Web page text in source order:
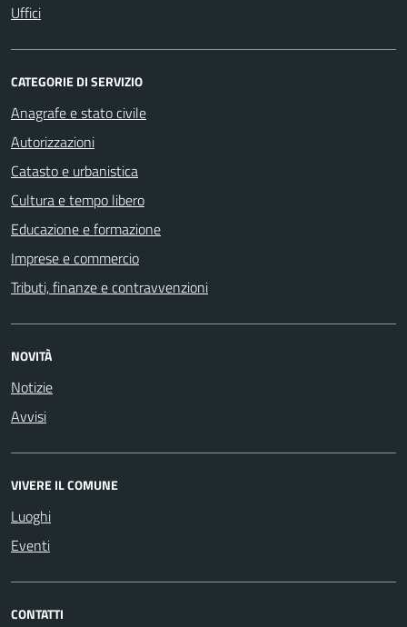
Uffici
CATEGORIE DI SERVIZIO
Anagrafe e stato civile
Autorizzazioni
Catasto e urbanistica
Cultura e tempo libero
Educazione e formazione
Imprese e commercio
Tributi, finanze e contravvenzioni
NOVITÀ
Notizie
Avvisi
VIVERE IL COMUNE
Luoghi
Eventi
CONTATTI